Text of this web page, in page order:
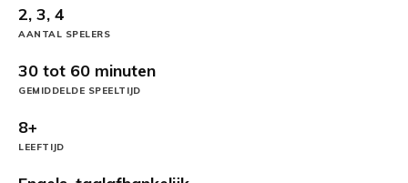
2, 3, 4
AANTAL SPELERS
30 tot 60 minuten
GEMIDDELDE SPEELTIJD
8+
LEEFTIJD